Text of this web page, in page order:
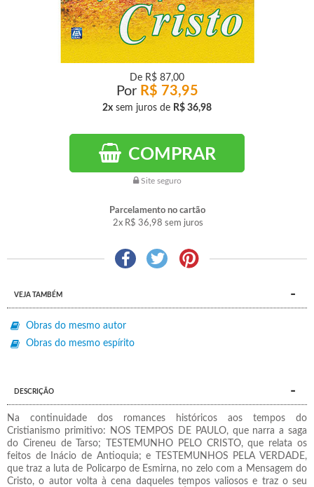
De R$ 87,00
Por R$ 73,95
2x sem juros de R$ 36,98
COMPRAR
Site seguro
Parcelamento no cartão
2x R$ 36,98 sem juros
VEJA TAMBÉM
Obras do mesmo autor
Obras do mesmo espírito
DESCRIÇÃO
Na continuidade dos romances históricos aos tempos do
Cristianismo primitivo: NOS TEMPOS DE PAULO, que narra a saga
do Cireneu de Tarso; TESTEMUNHO PELO CRISTO, que relata os
feitos de Inácio de Antioquia; e TESTEMUNHOS PELA VERDADE,
que traz a luta de Policarpo de Esmirna, no zelo com a Mensagem do
Cristo, o autor volta à cena daqueles tempos valiosos e traz o seu